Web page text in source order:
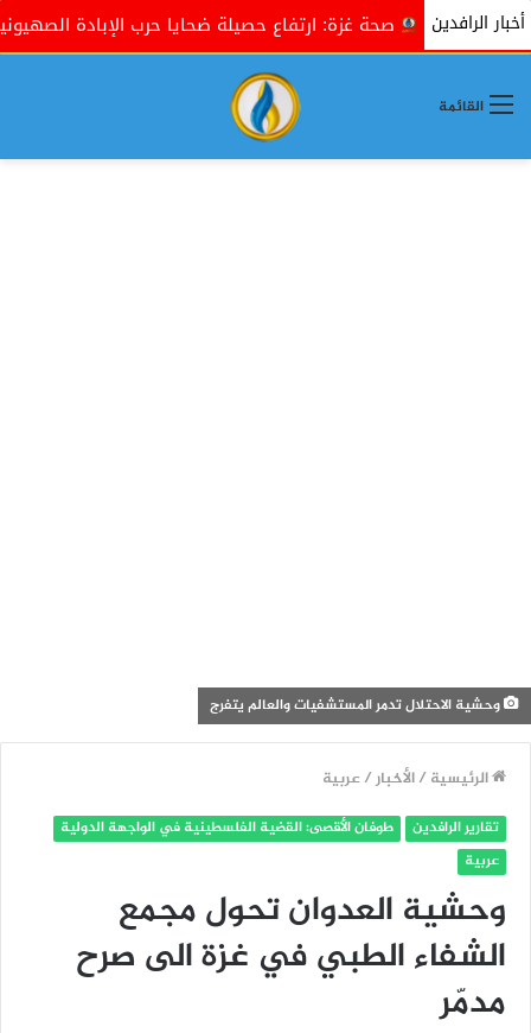
أخبار الرافدينصحة غزة: ارتفاع حصيلة ضحايا حرب الإبادة الصهيونية إلى 48 ألفًا و365 شهيدًا
القائمة
وحشية الاحتلال تدمر المستشفيات والعالم يتفرج
الرئيسية /الأخبار/عربية
تقارير الرافدين
طوفان الأقصى: القضية الفلسطينية في الواجهة الدولية
عربية
وحشية العدوان تحول مجمع
الشفاء الطبي في غزة الى صرح
مدمّر